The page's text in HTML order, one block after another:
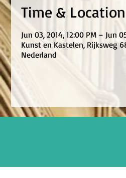
Time & Location
Jun 03, 2014, 12:00 PM – Jun
Kunst en Kastelen, Rijksweg
Nederland